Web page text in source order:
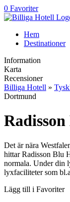
0 Favoriter
Hem
Destinationer
Information
Karta
Recensioner
Billiga Hotell »
Dortmund
Det är nära
hittar Radisson Blu
normala. Under din
lyxfaciliteter som
Lägg till i Favoriter